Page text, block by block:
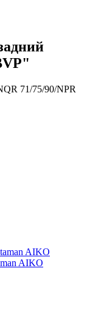
71/75/90/NPR
AIKO